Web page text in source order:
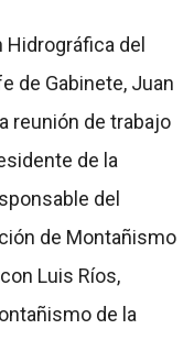
del
de Gabinete, Juan
reunión de trabajo
de la
del
de Montañismo
Luis Ríos,
de la